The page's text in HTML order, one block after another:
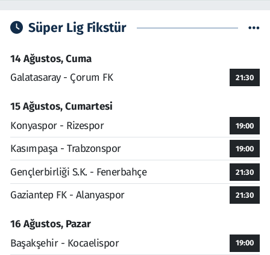
Süper Lig Fikstür
14 Ağustos, Cuma
Galatasaray - Çorum FK
21:30
15 Ağustos, Cumartesi
Konyaspor - Rizespor
19:00
Kasımpaşa - Trabzonspor 19:00
Gençlerbirliği S.K. - Fenerbahçe 21:30
Gaziantep FK - Alanyaspor 21:30
16 Ağustos, Pazar
Başakşehir - Kocaelispor
19:00